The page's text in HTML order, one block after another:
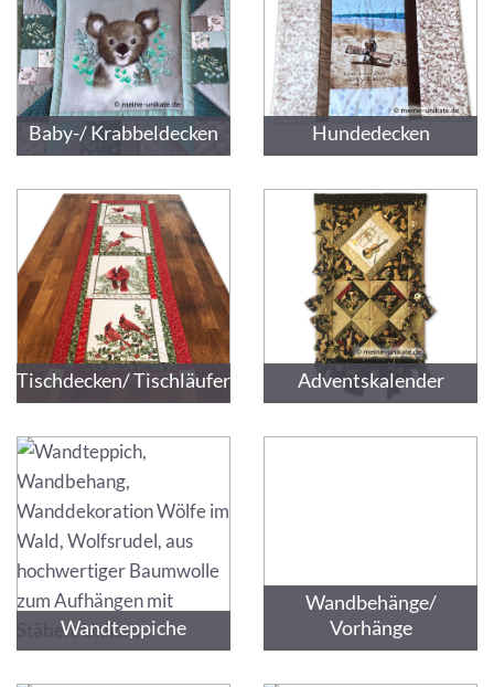
Baby-/ Krabbeldecken Hundedecken
Tischdecken/ Tischläufer Adventskalender
Wandteppiche
Wandbehänge/
Vorhänge